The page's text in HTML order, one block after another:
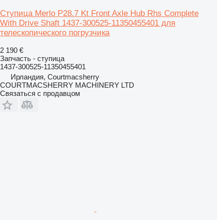
Ступица Merlo P28.7 Kt Front Axle Hub Rhs Complete
With Drive Shaft 1437-300525-11350455401 для
телескопического погрузчика
2 190 €
Запчасть - ступица
1437-300525-11350455401
Ирландия, Courtmacsherry
COURTMACSHERRY MACHINERY LTD
Связаться с продавцом